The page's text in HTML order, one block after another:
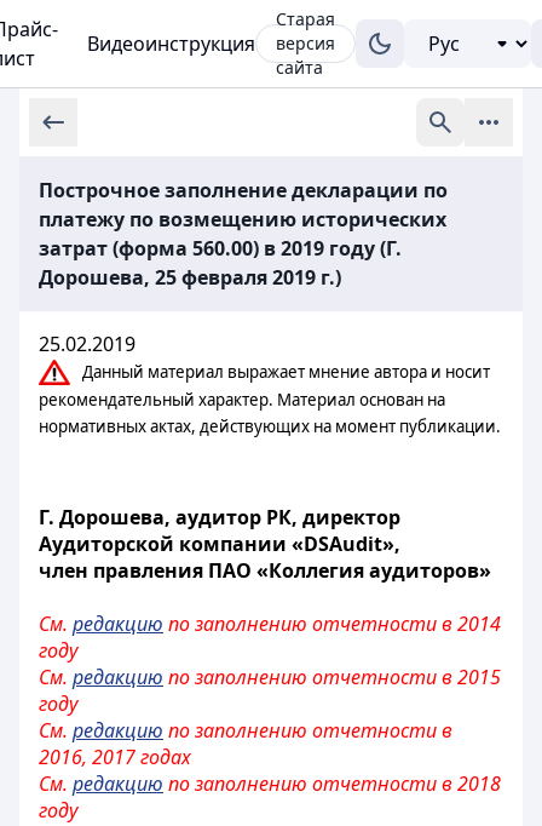
Видеоинструкция
Старая
версия
сайта
Построчное заполнение декларации по
платежу по возмещению исторических
затрат (форма 560.00) в 2019 году (Г.
Дорошева, 25 февраля 2019 г.)
25.02.2019
Данный материал выражает мнение автора и носит
рекомендательный характер. Материал основан на
нормативных актах, действующих на момент публикации.
Г. Дорошева, аудитор РК, директор
Аудиторской компании «DSAudit»,
член правления ПАО «Коллегия аудиторов»
См. редакцию по заполнению отчетности в 2014
году
См. редакцию по заполнению отчетности в 2015
году
См. редакцию по заполнению отчетности в
2016, 2017 годах
См. редакцию по заполнению отчетности в 2018
году